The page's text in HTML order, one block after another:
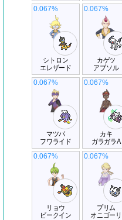
シトロン
エレザード
0.067%
カゲツ
アブソル
0.067%
マツバ
フワライド
0.067%
カキ
ガラガラA
0.067%
リョウ
ビークイン
0.067%
プリム
オニゴーリ
0.067%